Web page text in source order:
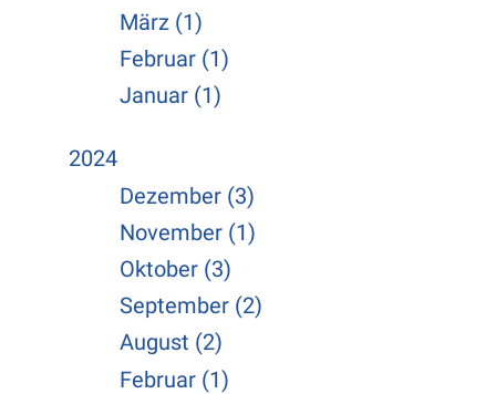
März (1)
Februar (1)
Januar (1)
2024
Dezember (3)
November (1)
Oktober (3)
September (2)
August (2)
Februar (1)